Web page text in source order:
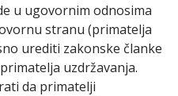
u ugovornim odnosima
stranu (primatelja
urediti zakonske članke
uzdržavanja.
da primatelji